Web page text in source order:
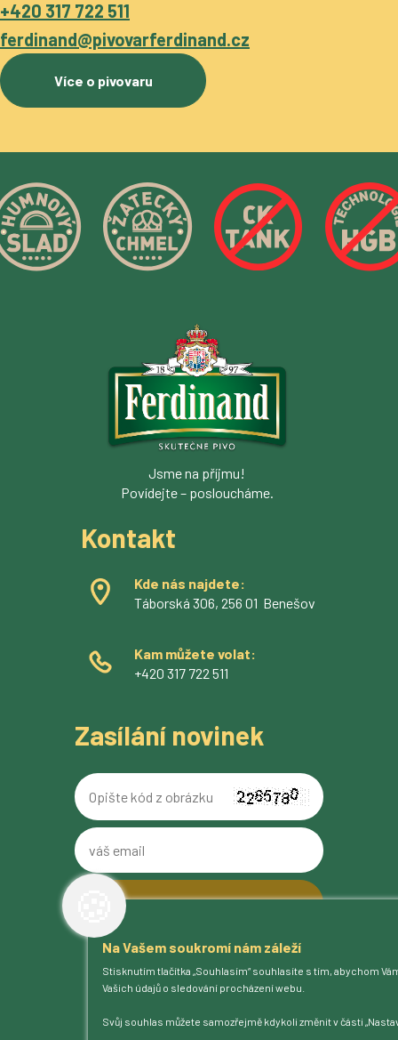
Na Vašem soukromí nám záleží
Stisknutím tlačítka „Souhlasím“ souhlasíte s tím, abychom
Vašich údajů o sledování procházení webu.
Svůj souhlas můžete samozřejmě kdykoli změnit v části
+420 317 722 511
ferdinand@pivovarferdinand.cz
Více o pivovaru
O pivovaru
Naše piva
Kam na Ferdinanda
Humnová sladovna
Jsme na příjmu!
Povídejte – posloucháme.
Kontakt
Kde nás najdete:
Táborská 306, 256 01 Benešov
Kam můžete volat:
+420 317 722 511
Zasílání novinek
Opište
kód
váš
email